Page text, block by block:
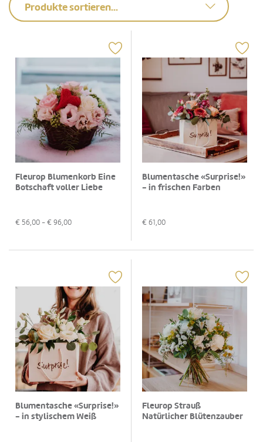
Produkte sortieren...
Fleurop Blumenkorb Eine
Botschaft voller Liebe
€ 56,00 - € 96,00
Blumentasche «Surprise!»
- in frischen Farben
€ 61,00
Blumentasche «Surprise!»
- in stylischem Weiß
Fleurop Strauß
Natürlicher Blütenzauber